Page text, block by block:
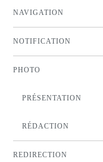
NAVIGATION
NOTIFICATION
PHOTO
PRÉSENTATION
RÉDACTION
REDIRECTION